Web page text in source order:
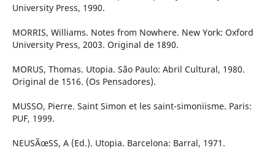
University Press, 1990.
MORRIS, Williams. Notes from Nowhere. New York: Oxford
University Press, 2003. Original de 1890.
MORUS, Thomas. Utopia. São Paulo: Abril Cultural, 1980.
Original de 1516. (Os Pensadores).
MUSSO, Pierre. Saint Simon et les saint-simoniisme. Paris:
PUF, 1999.
NEUSÃœSS, A (Ed.). Utopia. Barcelona: Barral, 1971.